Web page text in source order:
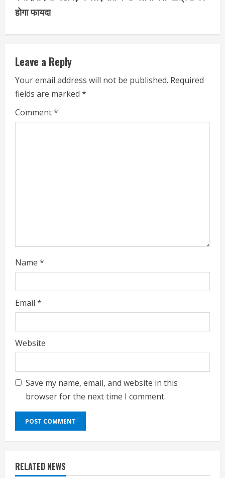
होगा फायदा
Leave a Reply
Your email address will not be published. Required
fields are marked *
Comment*
Name *
Email *
Website
Save my name, email, and website in this
browser for the next time I comment.
RELATED NEWS